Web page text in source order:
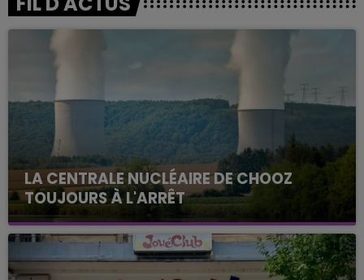
LA CENTRALE NUCLÉAIRE DE CHOOZ
TOUJOURS À L'ARRÊT
Cela fait déjà une semaine que la centrale
nucléaire ardennaise est à l'arrêt. Une situation
justifiée par la sécheresse intense qui est toujours